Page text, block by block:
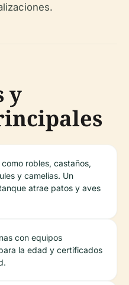
y
robles, castaños,
y camelias. Un
atrae patos y aves
con equipos
la edad y certificados